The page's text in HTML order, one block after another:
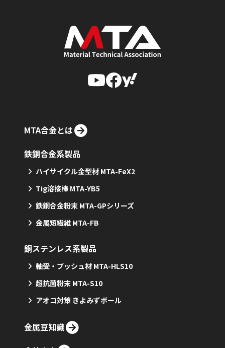
MTA合金とは
鉄銅合金系製品
ハイサイクル金型材 MTA-FeX2
Tig溶接棒 MTA-YB5
鉄銅合金粉末 MTA-GPシリーズ
金属短繊維 MTA-FB
銅ステンレス系製品
軸受・ブッシュ材 MTA-HLS10
超抗菌粉末 MTA-S10
アオコ対策 きよみずボール
金属豆知識